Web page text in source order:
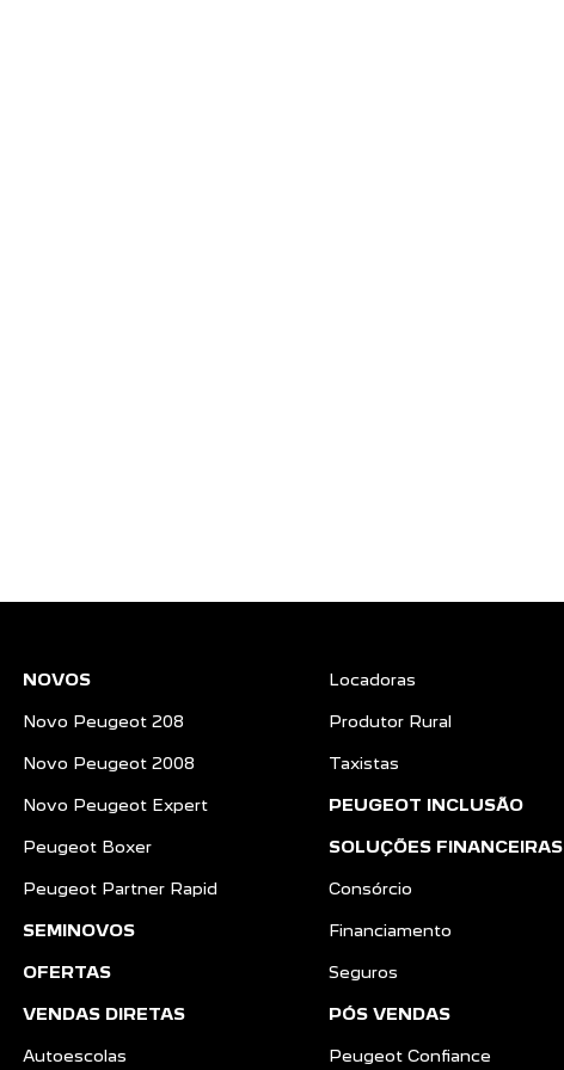
NOVOS
Novo Peugeot 208
Novo Peugeot 2008
Novo Peugeot Expert
Peugeot Boxer
Peugeot Partner Rapid
SEMINOVOS
OFERTAS
VENDAS DIRETAS
Autoescolas
Locadoras
Produtor Rural
Taxistas
PEUGEOT INCLUSÃO
SOLUÇÕES FINANCEIRAS
Consórcio
Financiamento
Seguros
PÓS VENDAS
Peugeot Confiance